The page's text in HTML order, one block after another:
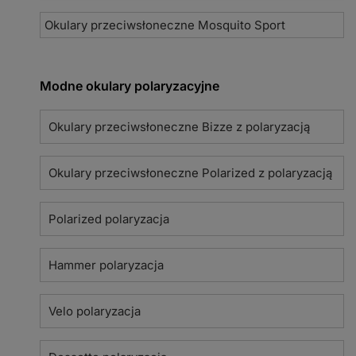
Okulary przeciwsłoneczne Mosquito Sport
Modne okulary polaryzacyjne
Okulary przeciwsłoneczne Bizze z polaryzacją
Okulary przeciwsłoneczne Polarized z polaryzacją
Polarized polaryzacja
Hammer polaryzacja
Velo polaryzacja